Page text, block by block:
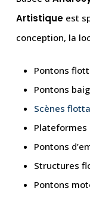
Artistiqueest
conception, la
Pontons
Pontons
Scènes
Plateformes
Pontons
Structures
Pontons